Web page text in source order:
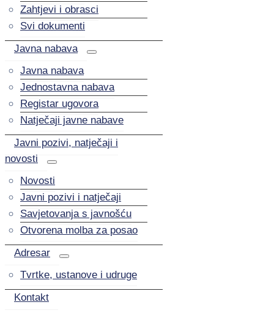
Zahtjevi i obrasci
Svi dokumenti
Javna nabava
Javna nabava
Jednostavna nabava
Registar ugovora
Natječaji javne nabave
Javni pozivi, natječaji i
novosti
Novosti
Javni pozivi i natječaji
Savjetovanja s javnošću
Otvorena molba za posao
Adresar
Tvrtke, ustanove i udruge
Kontakt